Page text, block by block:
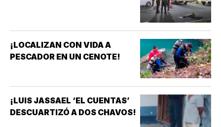
¡LOCALIZAN CON VIDA A
PESCADOR EN UN CENOTE!
¡LUIS JASSAEL ‘EL CUENTAS’
DESCUARTIZÓ A DOS CHAVOS!